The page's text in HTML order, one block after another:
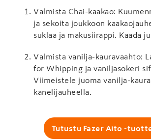
Valmista Chai-kaakao:
ja sekoita joukkoon
suklaa ja makusiirappi. Kaada
Valmista vanilja-kauravaahto:
for Whipping ja vaniljasokeri
Viimeistele juoma vanilja-
kanelijauheella.
Tutustu Fazer Aito -